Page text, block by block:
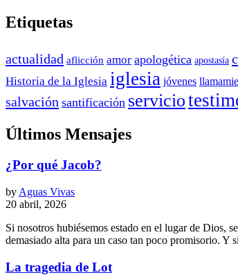
Etiquetas
actualidad aflicción amor apologética apostasía
Historia de la Iglesia iglesia jóvenes
salvación santificación servicio
Últimos Mensajes
¿Por qué Jacob?
by Aguas Vivas
20 abril, 2026
Si nosotros hubiésemos estado en el lugar de Dios,
demasiado alta para un caso tan poco promisorio.
La tragedia de Lot